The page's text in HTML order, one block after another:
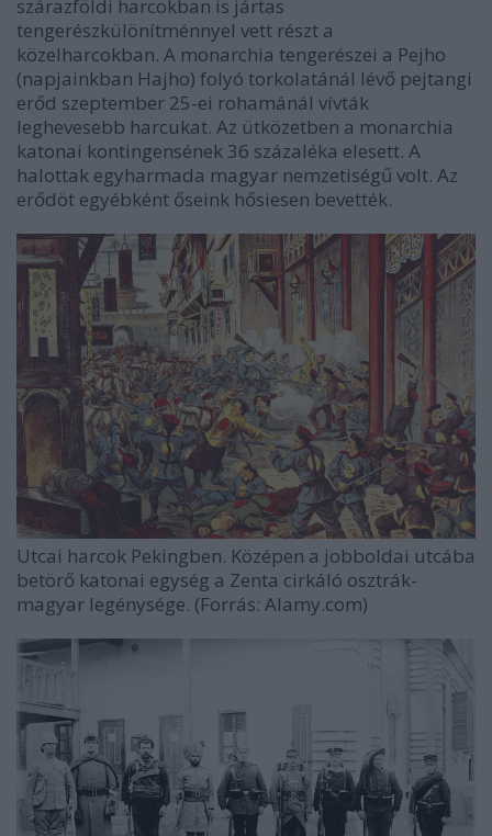
szárazföldi harcokban is jártas
tengerészkülönítménnyel vett részt a
közelharcokban. A monarchia tengerészei a Pejho
(napjainkban Hajho) folyó torkolatánál lévő pejtangi
erőd szeptember 25-ei rohamánál vívták
leghevesebb harcukat. Az ütközetben a monarchia
katonai kontingensének 36 százaléka elesett. A
halottak egyharmada magyar nemzetiségű volt. Az
erődöt egyébként őseink hősiesen bevették.
Utcai harcok Pekingben. Középen a jobboldai utcába
betörő katonai egység a Zenta cirkáló osztrák-
magyar legénysége. (Forrás: Alamy.com)